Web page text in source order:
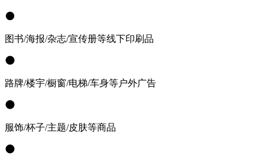
图书/海报/杂志/宣传册等线下印刷品
路牌/楼宇/橱窗/电梯/车身等户外广告
服饰/杯子/主题/皮肤等商品